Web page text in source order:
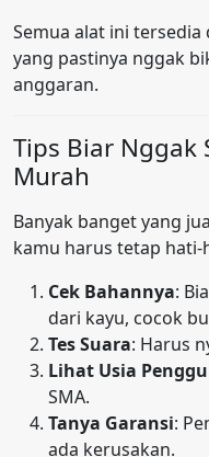
Semua alat ini tersedia
yang pastinya nggak
anggaran.
Tips Biar Nggak
Murah
Banyak banget yang
kamu harus tetap hati-
Cek Bahannya:
dari kayu, cocok
Tes Suara: Harus
Lihat Usia
SMA.
Tanya Garansi:
ada kerusakan.